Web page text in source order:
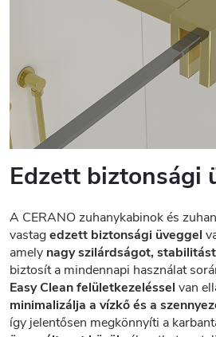
Edzett biztonsági
A CERANO zuhanykabinok és
vastagedzett biztonsági üveggel
amely nagy szilárdságot,
biztosít a mindennapi használat
Easy Clean felületkezeléssel van
minimalizálja a vízkő és a
így jelentősen megkönnyíti a